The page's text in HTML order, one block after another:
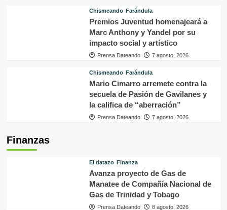
Chismeando Farándula
Premios Juventud homenajeará a
Marc Anthony y Yandel por su
impacto social y artístico
Prensa Dateando 7 agosto, 2026
Chismeando Farándula
Mario Cimarro arremete contra la
secuela de Pasión de Gavilanes y
la califica de “aberración”
Prensa Dateando 7 agosto, 2026
Finanzas
El datazo Finanza
Avanza proyecto de Gas de
Manatee de Compañía Nacional de
Gas de Trinidad y Tobago
Prensa Dateando 8 agosto, 2026